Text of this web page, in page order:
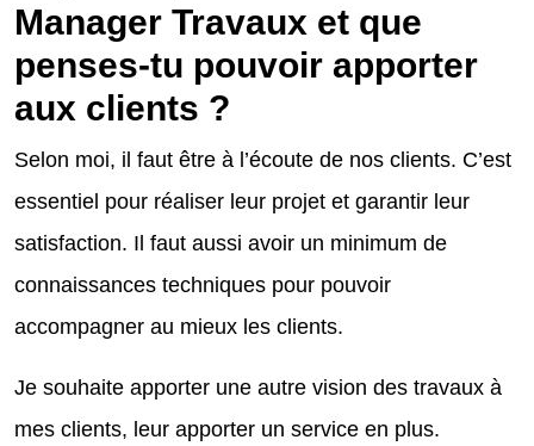
Manager Travaux et que
penses-tu pouvoir apporter
aux clients ?
Selon moi, il faut être à l’écoute de nos clients. C’est
essentiel pour réaliser leur projet et garantir leur
satisfaction. Il faut aussi avoir un minimum de
connaissances techniques pour pouvoir
accompagner au mieux les clients.
Je souhaite apporter une autre vision des travaux à
mes clients, leur apporter un service en plus.